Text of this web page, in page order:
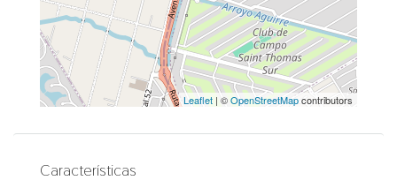
Leaflet | ©OpenStreetMapcontributors
Características